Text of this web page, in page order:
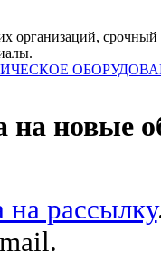
организаций,
на новые
рассылку